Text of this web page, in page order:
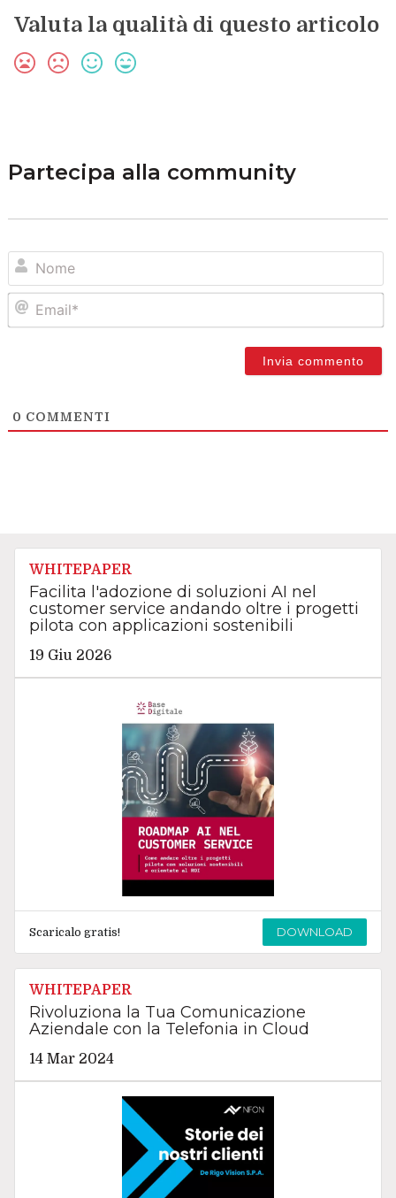
Valuta la qualità di questo articolo
Partecipa alla community
0 COMMENTI
WHITEPAPER
Facilita l'adozione di soluzioni AI nel
customer service andando oltre i progetti
pilota con applicazioni sostenibili
19 Giu 2026
Scaricalo gratis! DOWNLOAD
WHITEPAPER
Rivoluziona la Tua Comunicazione
Aziendale con la Telefonia in Cloud
14 Mar 2024